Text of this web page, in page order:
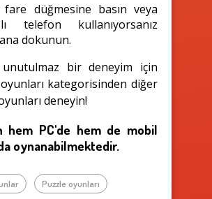
fare düğmesine basın veya
telefon kullanıyorsanız
dokunun.
bir deneyim için
kategorisinden diğer
deneyin!
hem PC'de hem de mobil
oynanabilmektedir.
Puzzle oyunları